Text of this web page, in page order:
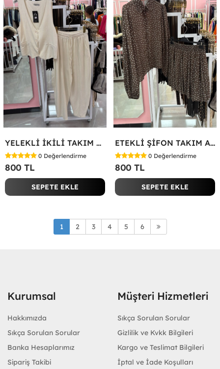
YELEKLİ İKİLİ TAKIM Bej
0 Değerlendirme
800 TL
SEPETE EKLE
ETEKLİ ŞİFON TAKIM Acı Kahve
0 Değerlendirme
800 TL
SEPETE EKLE
1 2 3 4 5 6
Kurumsal
Hakkımızda
Sıkça Sorulan Sorular
Banka Hesaplarımız
Sipariş Takibi
Müşteri Hizmetleri
Sıkça Sorulan Sorular
Gizlilik ve Kvkk Bilgileri
Kargo ve Teslimat Bilgileri
İptal ve İade Koşulları